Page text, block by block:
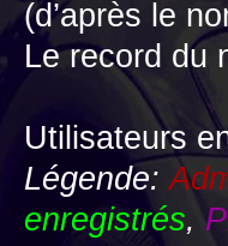
(d’après le
Le record du
Utilisateurs
Légende:
enregistrés,